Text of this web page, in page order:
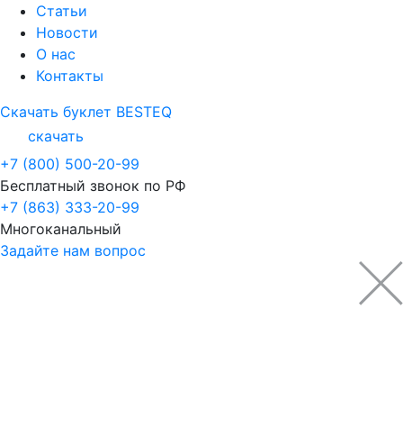
Статьи
Новости
О нас
Контакты
Скачать буклет BESTEQ
скачать
+7 (800) 500-20-99
Бесплатный звонок по РФ
+7 (863) 333-20-99
Многоканальный
Задайте нам вопрос